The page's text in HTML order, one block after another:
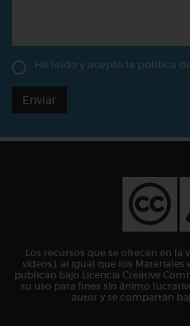
He leído y acepto la política
Enviar
Los recursos que se ofrecen en
vídeos), al igual que los Materiales
publican bajo Licencia Creative
su uso para fines sin ánimo
autor y se compartan